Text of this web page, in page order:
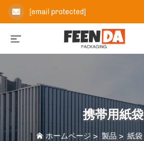
[email protected]
携帯用紙袋
ホームページ > 製品 > 紙袋